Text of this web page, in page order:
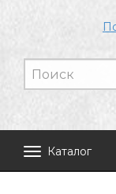
Каталог